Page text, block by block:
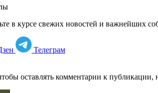
в курсе свежих новостей и важнейших
Телеграм
оставлять комментарии к публикации,